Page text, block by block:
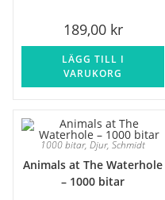
189,00 kr
LÄGG TILL I
VARUKORG
1000 bitar, Djur, Schmidt
Animals at The Waterhole
– 1000 bitar